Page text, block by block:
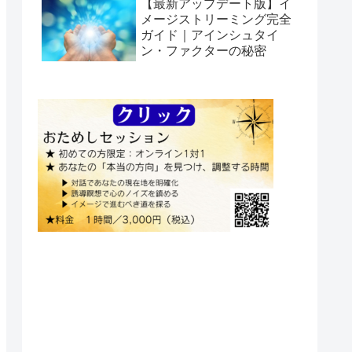
【最新アップデート版】イ
メージストリーミング完全
ガイド｜アインシュタイ
ン・ファクターの秘密